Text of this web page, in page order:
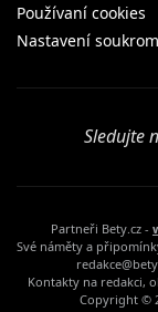
Používaní cookies
Nastavení
Sledujte
Partneři Bety.cz -
Své náměty a
Kontakty na redakci,
Copyright ©